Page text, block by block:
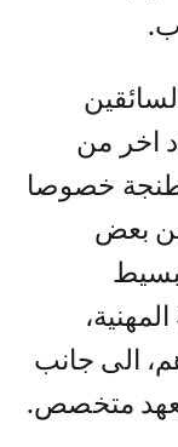
اخر من
طنجة خصوصا
بعض
اداء مبلغ 5000 درهم، الى جانب
متخصص.